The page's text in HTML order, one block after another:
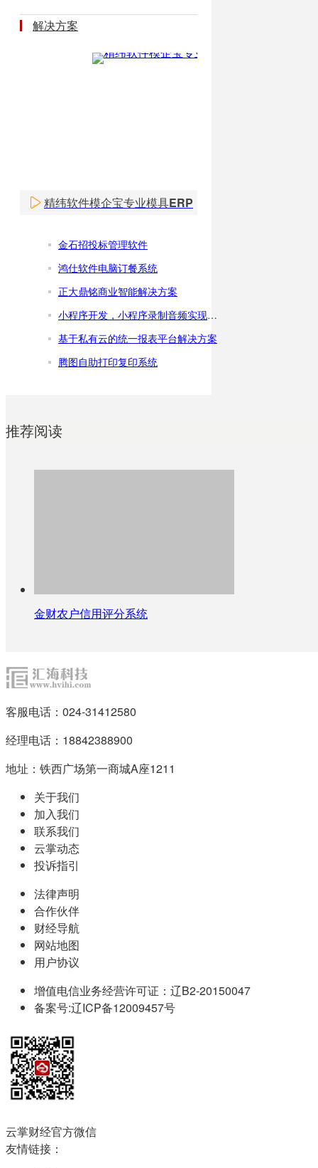
解决方案
精纬软件模企宝专业模具ERP
金石招投标管理软件
鸿仕软件电脑订餐系统
正大鼎铭商业智能解决方案
小程序开发，小程序录制音频实现边录边传
基于私有云的统一报表平台解决方案
腾图自助打印复印系统
推荐阅读
金财农户信用评分系统
客服电话：024-31412580
经理电话：18842388900
地址：铁西广场第一商城A座1211
关于我们
加入我们
联系我们
云掌动态
投诉指引
法律声明
合作伙伴
财经导航
网站地图
用户协议
增值电信业务经营许可证：辽B2-20150047
备案号:辽ICP备12009457号
云掌财经官方微信
友情链接：